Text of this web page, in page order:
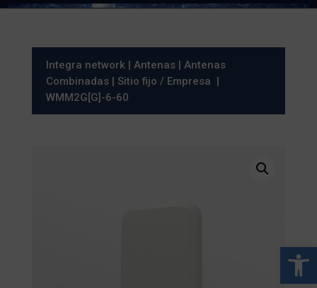
Abrir
Integra network| Antenas| Antenas
Combinadas| Sitio fijo / Empresa |
WMM2G[G]-6-60